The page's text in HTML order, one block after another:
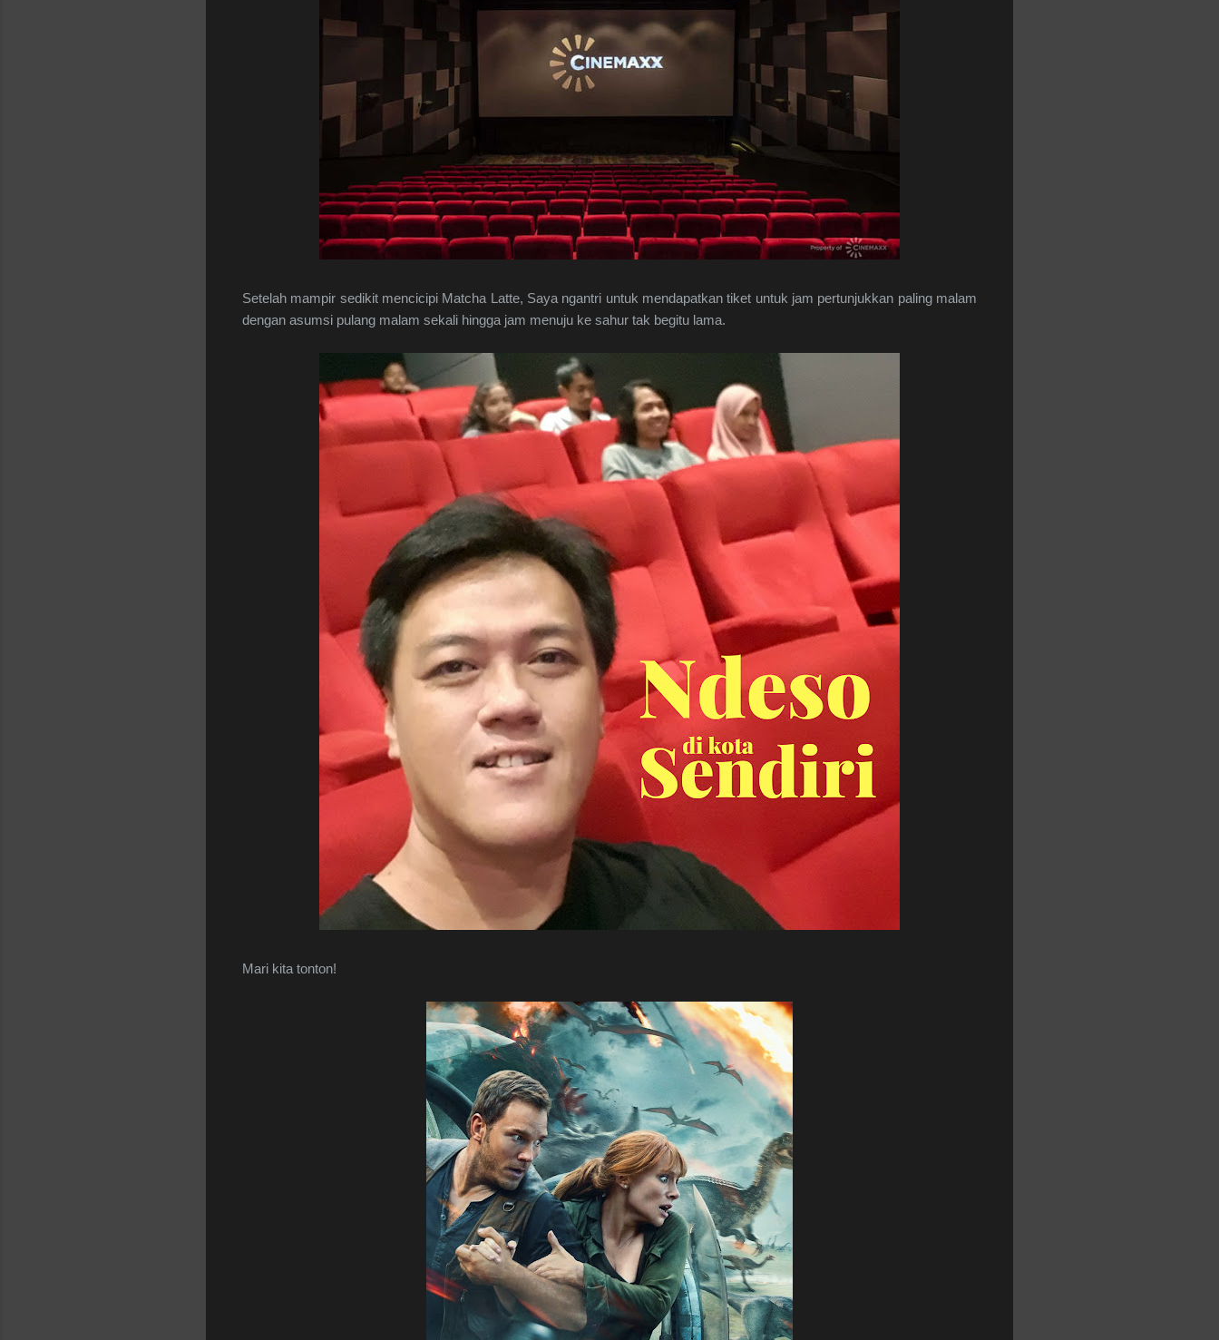
Setelah mampir sedikit mencicipi Matcha Latte, Saya ngantri untuk mendapatkan tiket untuk jam pertunjukkan paling malam
dengan asumsi pulang malam sekali hingga jam menuju ke sahur tak begitu lama.
Mari kita tonton!